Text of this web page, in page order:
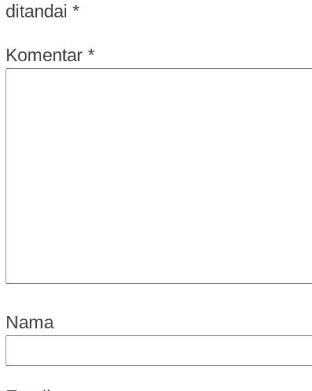
ditandai *
Komentar *
Nama